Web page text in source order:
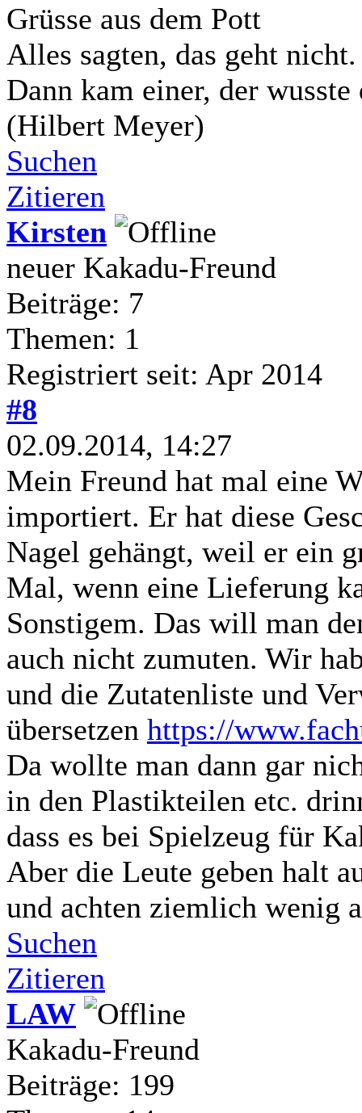
Grüsse aus dem Pott
Alles sagten, das geht nicht.
Dann kam einer, der
(Hilbert Meyer)
Suchen
Zitieren
Kirsten
neuer Kakadu-Freund
Beiträge: 7
Themen: 1
Registriert seit: Apr 2014
#8
02.09.2014, 14:27
Mein Freund hat mal eine
importiert. Er hat diese
Nagel gehängt, weil er ein
Mal, wenn eine Lieferung
Sonstigem. Das will man
auch nicht zumuten. Wir
und die Zutatenliste und
übersetzen https://
Da wollte man dann gar
in den Plastikteilen etc.
dass es bei Spielzeug für
Aber die Leute geben halt
und achten ziemlich wenig
Suchen
Zitieren
LAW
Kakadu-Freund
Beiträge: 199